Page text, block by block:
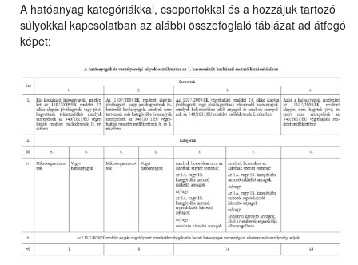
A hatóanyag kategóriákkal, csoportokkal és a hozzájuk tartozó
súlyokkal kapcsolatban az alábbi összefoglaló táblázat ad átfogó
képet: